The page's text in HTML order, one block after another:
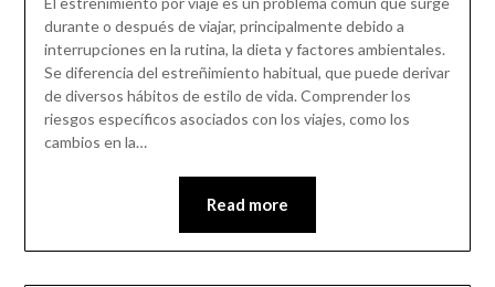
durante o después de viajar, principalmente debido a
interrupciones en la rutina, la dieta y factores ambientales.
Se diferencia del estreñimiento habitual, que puede derivar
de diversos hábitos de estilo de vida. Comprender los
riesgos específicos asociados con los viajes, como los
cambios en la…
Read more